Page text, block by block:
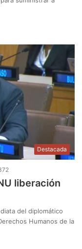
Destacada
liberación
del diplomático
Humanos de la